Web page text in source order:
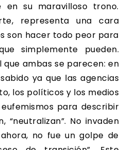
en su maravilloso trono.
representa una cara
son hacer todo peor para
simplemente pueden.
ambas se parecen: en
ya que las agencias
los políticos y los medios
para describir
“neutralizan”. No invaden
ahora, no fue un golpe de